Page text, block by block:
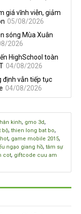
vẫn giữ vững lập
giá vĩnh viễn, giảm
05/08/2026
sóng Mùa Xuân
2026
HighSchool toàn
04/08/2026
định vẫn tiếp tục
04/08/2026
kinh, gmo 3d,
bộ, thien long bat bo,
, game mobile 2015,
ngạo giang hồ, tâm sự
cot, giftcode cuu am